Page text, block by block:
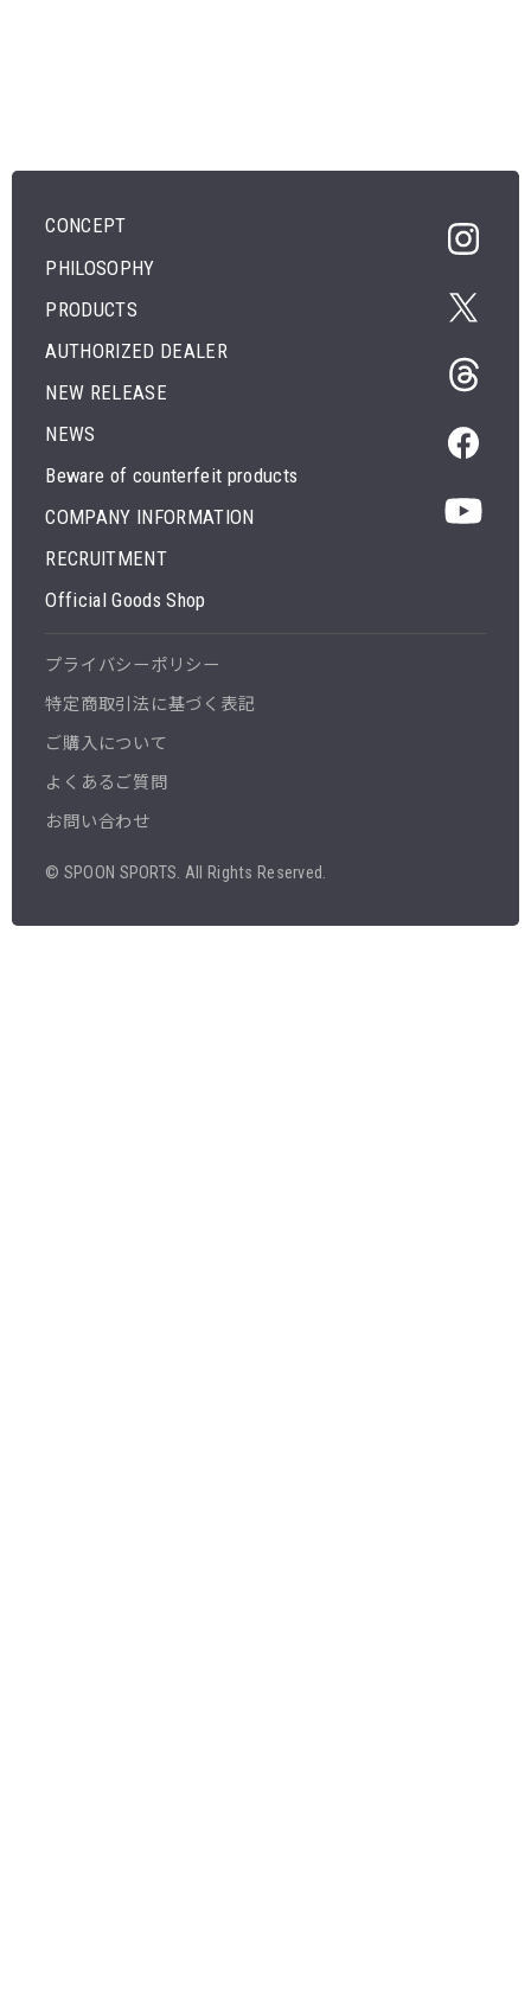
CONCEPT
PHILOSOPHY
PRODUCTS
AUTHORIZED DEALER
NEW RELEASE
NEWS
Beware of counterfeit products
COMPANY INFORMATION
RECRUITMENT
Official Goods Shop
プライバシーポリシー
特定商取引法に基づく表記
ご購入について
よくあるご質問
お問い合わせ
© SPOON SPORTS. All Rights Reserved.